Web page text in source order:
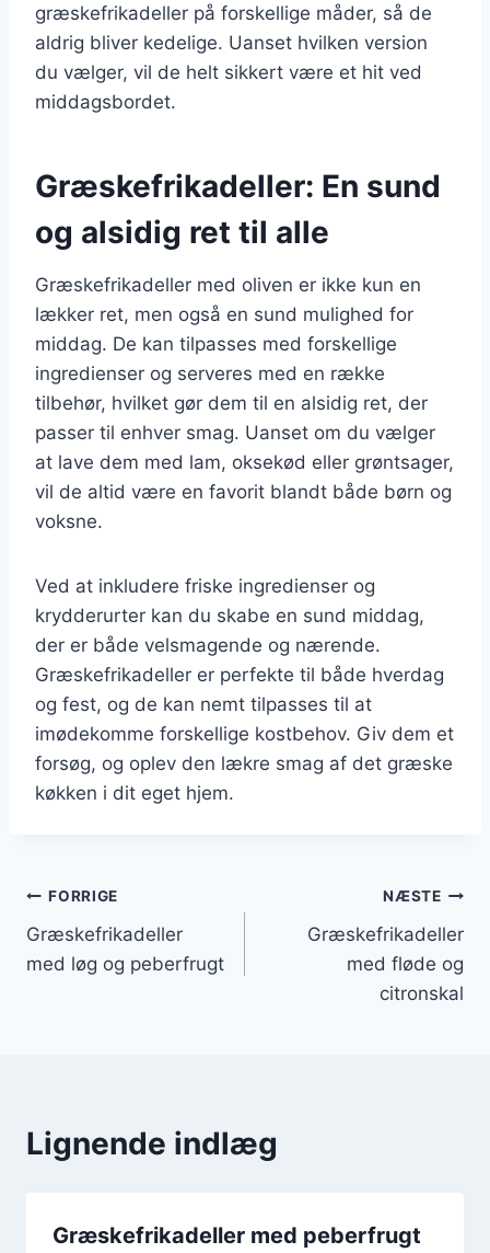
græskefrikadeller på forskellige måder, så de
aldrig bliver kedelige. Uanset hvilken version
du vælger, vil de helt sikkert være et hit ved
middagsbordet.
Græskefrikadeller: En sund
og alsidig ret til alle
Græskefrikadeller med oliven er ikke kun en
lækker ret, men også en sund mulighed for
middag. De kan tilpasses med forskellige
ingredienser og serveres med en række
tilbehør, hvilket gør dem til en alsidig ret, der
passer til enhver smag. Uanset om du vælger
at lave dem med lam, oksekød eller grøntsager,
vil de altid være en favorit blandt både børn og
voksne.
Ved at inkludere friske ingredienser og
krydderurter kan du skabe en sund middag,
der er både velsmagende og nærende.
Græskefrikadeller er perfekte til både hverdag
og fest, og de kan nemt tilpasses til at
imødekomme forskellige kostbehov. Giv dem et
forsøg, og oplev den lækre smag af det græske
køkken i dit eget hjem.
Indlægsnavigation
FORRIGE
Græskefrikadeller
med løg og peberfrugt
NÆSTE
Græskefrikadeller
med fløde og
citronskal
Lignende indlæg
Græskefrikadeller med peberfrugt